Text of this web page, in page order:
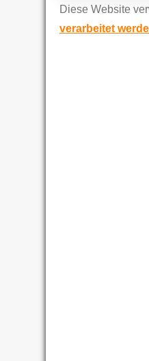
Diese Website
verarbeitet